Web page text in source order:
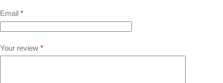
Email *
Your review *